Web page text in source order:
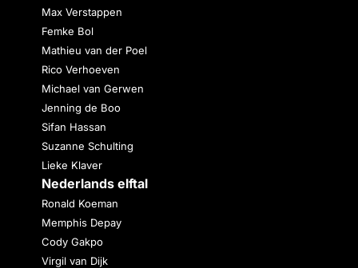
Max Verstappen
Femke Bol
Mathieu van der Poel
Rico Verhoeven
Michael van Gerwen
Jenning de Boo
Sifan Hassan
Suzanne Schulting
Lieke Klaver
Nederlands elftal
Ronald Koeman
Memphis Depay
Cody Gakpo
Virgil van Dijk